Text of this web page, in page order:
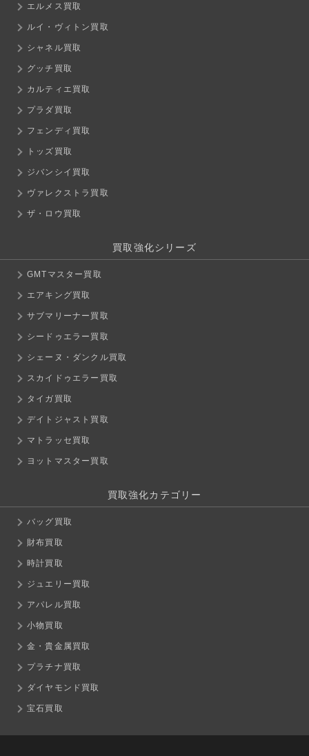
エルメス買取
ルイ・ヴィトン買取
シャネル買取
グッチ買取
カルティエ買取
プラダ買取
フェンディ買取
トッズ買取
ジバンシイ買取
ヴァレクストラ買取
ザ・ロウ買取
買取強化シリーズ
GMTマスター買取
エアキング買取
サブマリーナー買取
シードゥエラー買取
シェーヌ・ダンクル買取
スカイドゥエラー買取
タイガ買取
デイトジャスト買取
マトラッセ買取
ヨットマスター買取
買取強化カテゴリー
バッグ買取
財布買取
時計買取
ジュエリー買取
アパレル買取
小物買取
金・貴金属買取
プラチナ買取
ダイヤモンド買取
宝石買取